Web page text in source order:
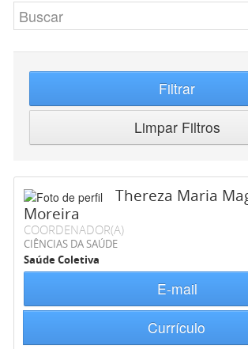
Filtrar
Limpar Filtros
Thereza Maria
Moreira
COORDENADOR(A)
CIÊNCIAS DA SAÚDE
Saúde Coletiva
E-mail
Currículo